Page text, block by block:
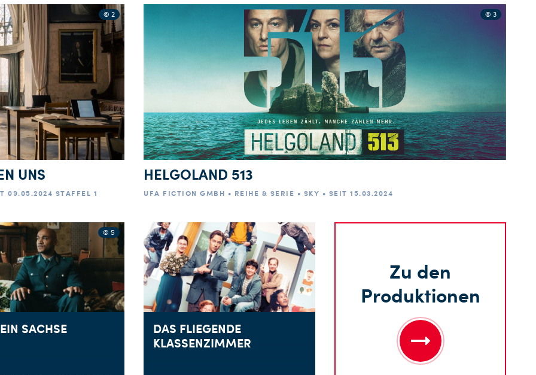
© 2
UNS
09.05.2024 STAFFEL 1
© 3
HELGOLAND 513
UFA FICTION GMBH • REIHE & SERIE • SKY • SEIT 15.03.2024
© 5
SACHSE
DAS FLIEGENDE
KLASSENZIMMER
Zu den
Produktionen